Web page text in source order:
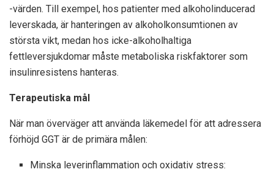
-värden. Till exempel, hos patienter med alkoholinducerad
leverskada, är hanteringen av alkoholkonsumtionen av
största vikt, medan hos icke-alkoholhaltiga
fettleversjukdomar måste metaboliska riskfaktorer som
insulinresistens hanteras.
Terapeutiska mål
När man överväger att använda läkemedel för att adressera
förhöjd GGT är de primära målen:
Minska leverinflammation och oxidativ stress: